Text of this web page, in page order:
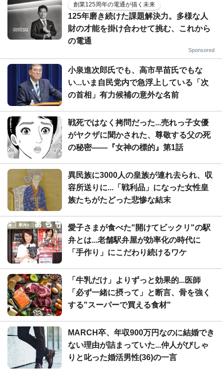
創業125周年の電通が描く未来
125年磨き続けた課題解決力。多様な人
財の才能を掛け合わせて挑む、これから
の電通
Sponsored
小泉進次郎氏でも、高市早苗氏でもな
い...いま自民党内で急浮上している「次
の首相」有力候補の意外な名前
戦死ではなく拷問だった...売れっ子女優
がヤクザに聞かされた、尊敬する父の死
の秘密――『女神の標的』第1話
異民族に3000人の皇族が連れ去られ、収
容所送りに...「戦利品」になった女性皇
族たちがたどった悲惨な結末
愛子さまが食べた"開けてビックリ"の駅
弁とは...老舗駅弁屋が効率化の時代に
「手作り」にこだわり続けるワケ
「牛乳だけ」よりずっと効果的...医師
「必ず一緒に摂って」と断言、骨を強く
する"スーパーで買える食材"
MARCH卒、年収900万円なのに結婚でき
ない理由が詰まっていた...仲人がぴしゃ
りと叱った婚活男性(36)の一言